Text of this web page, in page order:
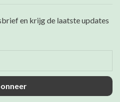
en krijg de laatste updates